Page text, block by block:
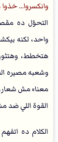
وانكسروا… خذوا
التحوّل ده
واحد، لكنه
هتخطط،
وشعبه مصيره
معنا» مش
القوة اللي ضد
الكلام ده